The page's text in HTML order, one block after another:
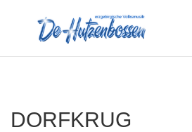
DORFKRUG